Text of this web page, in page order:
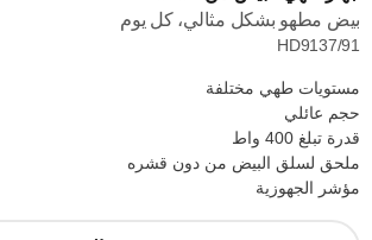
بيض مطهو بشكل مثالي، كل يوم
HD9137/91
مستويات طهي مختلفة
حجم عائلي
قدرة تبلغ 400 واط
ملحق لسلق البيض من دون قشره
مؤشر الجهوزية